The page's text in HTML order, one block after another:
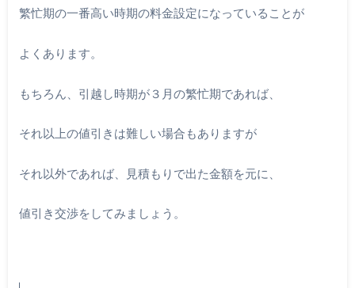
繁忙期の一番高い時期の料金設定になっていることが
よくあります。
もちろん、引越し時期が３月の繁忙期であれば、
それ以上の値引きは難しい場合もありますが
それ以外であれば、見積もりで出た金額を元に、
値引き交渉をしてみましょう。